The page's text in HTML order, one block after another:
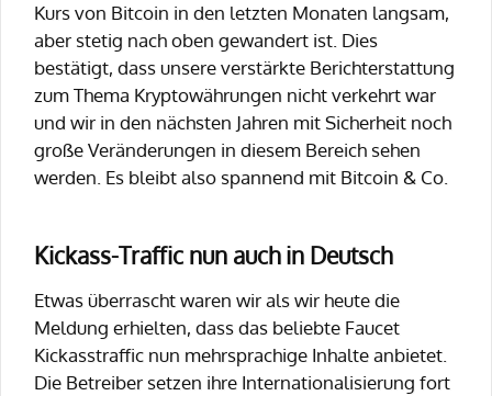
Kurs von Bitcoin in den letzten Monaten langsam,
aber stetig nach oben gewandert ist. Dies
bestätigt, dass unsere verstärkte Berichterstattung
zum Thema Kryptowährungen nicht verkehrt war
und wir in den nächsten Jahren mit Sicherheit noch
große Veränderungen in diesem Bereich sehen
werden. Es bleibt also spannend mit Bitcoin & Co.
Kickass-Traffic nun auch in Deutsch
Etwas überrascht waren wir als wir heute die
Meldung erhielten, dass das beliebte Faucet
Kickasstraffic nun mehrsprachige Inhalte anbietet.
Die Betreiber setzen ihre Internationalisierung fort